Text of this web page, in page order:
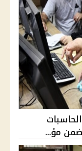
كليات الحاسبات
مؤ...